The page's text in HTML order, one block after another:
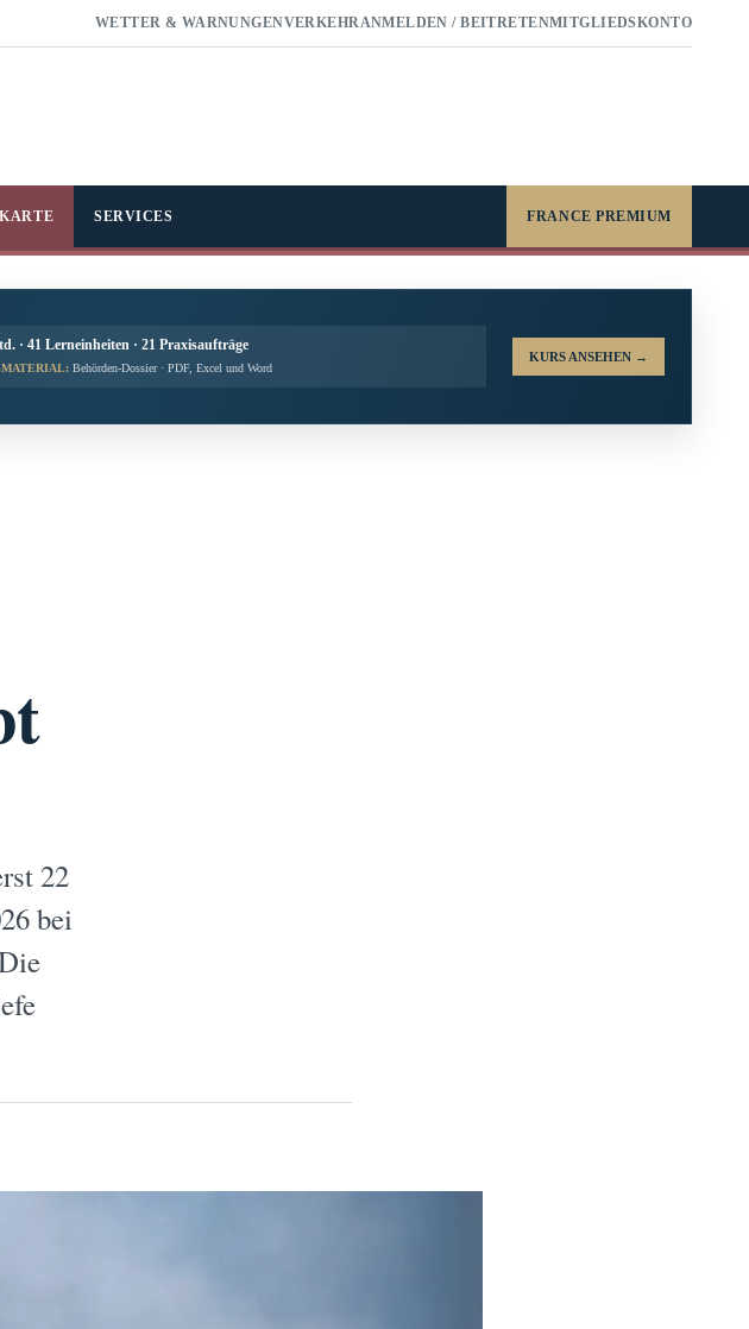
WETTER & WARNUNGENVERKEHRANMELDEN / BEITRETENMITGLIEDSKONTO
SERVICES FRANCE PREMIUM
· 41 Lerneinheiten · 21 Praxisaufträge
Behörden-Dossier · PDF, Excel und Word
KURS ANSEHEN →
22
bei